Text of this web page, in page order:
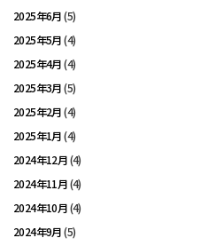
2025年6月(5)
2025年5月(4)
2025年4月(4)
2025年3月(5)
2025年2月(4)
2025年1月(4)
2024年12月(4)
2024年11月(4)
2024年10月(4)
2024年9月(5)